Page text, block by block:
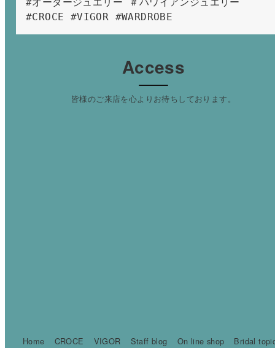
#オーダージュエリー ＃ハワイアンジュエリー
#CROCE #VIGOR #WARDROBE
Access
皆様のご来店を心よりお待ちしております。
Home CROCE VIGOR Staff blog On line shop
Bridal